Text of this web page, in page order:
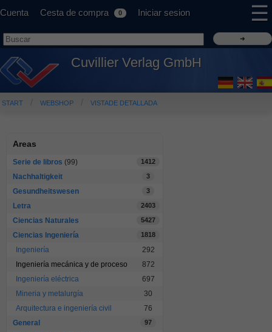
Cuenta Cesta de compra 0 Iniciar sesion ☰
Cuvillier Verlag GmbH
START WEBSHOP VISTADE DETALLADA
Areas
Serie de libros (99) 1412
Nachhaltigkeit 3
Gesundheitswesen 3
Letra 2403
Ciencias Naturales 5427
Ciencias Ingeniería 1818
Ingeniería
292
Ingeniería mecánica y de proceso
872
Ingeniería eléctrica
697
Mineria y metalurgía
30
Arquitectura e ingeniería civil
76
General
97